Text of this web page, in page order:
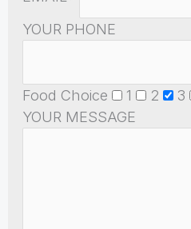
YOUR PHONE
Food Choice 1 2 3
YOUR MESSAGE